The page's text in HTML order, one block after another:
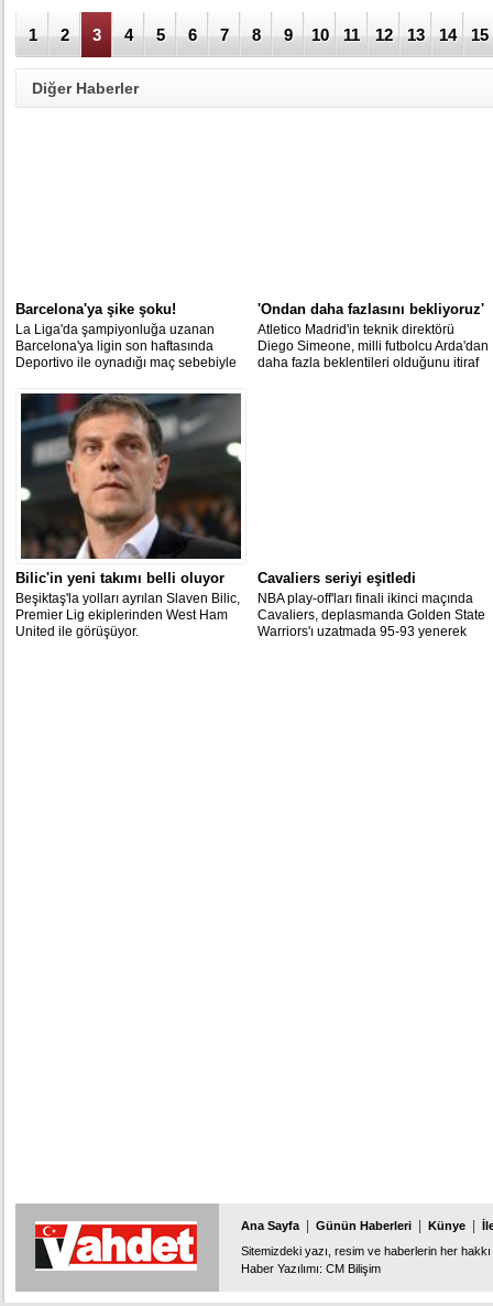
1 2 3 4 5 6 7 8 9 10 11 12 13 14 15
Diğer Haberler
Barcelona'ya şike şoku!
La Liga'da şampiyonluğa uzanan
Barcelona'ya ligin son haftasında
Deportivo ile oynadığı maç sebebiyle
'Ondan daha fazlasını bekliyoruz'
Atletico Madrid'in teknik direktörü
Diego Simeone, milli futbolcu Arda'dan
daha fazla beklentileri olduğunu itiraf
Bilic'in yeni takımı belli oluyor
Beşiktaş'la yolları ayrılan Slaven Bilic,
Premier Lig ekiplerinden West Ham
United ile görüşüyor.
Cavaliers seriyi eşitledi
NBA play-off'ları finali ikinci maçında
Cavaliers, deplasmanda Golden State
Warriors'ı uzatmada 95-93 yenerek
Ana Sayfa Günün Haberleri Künye
Sitemizdeki yazı, resim ve haberlerin her
Haber Yazılımı: CM Bilişim